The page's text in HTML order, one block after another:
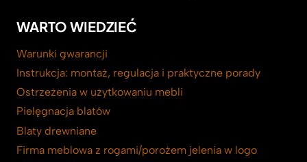
WARTO WIEDZIEĆ
Warunki gwarancji
Instrukcja: montaż, regulacja i praktyczne porady
Ostrzeżenia w użytkowaniu mebli
Pielęgnacja blatów
Blaty drewniane
Firma meblowa z rogami/porożem jelenia w logo